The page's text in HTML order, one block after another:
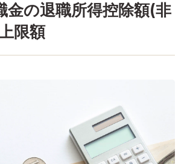
金の退職所得控除額(非
限額